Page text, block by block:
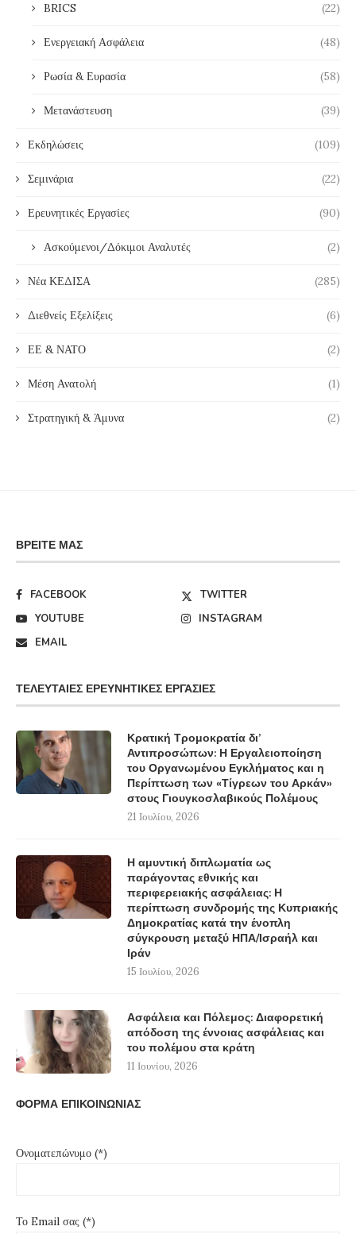
BRICS (22)
Ενεργειακή Ασφάλεια (48)
Ρωσία & Ευρασία (58)
Μετανάστευση (39)
Εκδηλώσεις (109)
Σεμινάρια (22)
Ερευνητικές Εργασίες (90)
Ασκούμενοι/Δόκιμοι Αναλυτές (2)
Νέα ΚΕΔΙΣΑ (285)
Διεθνείς Εξελίξεις (6)
ΕΕ & ΝΑΤΟ (2)
Μέση Ανατολή (1)
Στρατηγική & Άμυνα (2)
ΒΡΕΊΤΕ ΜΑΣ
FACEBOOK
TWITTER
YOUTUBE
INSTAGRAM
EMAIL
ΤΕΛΕΥΤΑΊΕΣ ΕΡΕΥΝΗΤΙΚΈΣ ΕΡΓΑΣΊΕΣ
Κρατική Τρομοκρατία δι’
Αντιπροσώπων: Η Εργαλειοποίηση
του Οργανωμένου Εγκλήματος και η
Περίπτωση των «Τίγρεων του Αρκάν»
στους Γιουγκοσλαβικούς Πολέμους
21 Ιουλίου, 2026
Η αμυντική διπλωματία ως
παράγοντας εθνικής και
περιφερειακής ασφάλειας: Η
περίπτωση συνδρομής της Κυπριακής
Δημοκρατίας κατά την ένοπλη
σύγκρουση μεταξύ ΗΠΑ/Ισραήλ και
Ιράν
15 Ιουλίου, 2026
Ασφάλεια και Πόλεμος: Διαφορετική
απόδοση της έννοιας ασφάλειας και
του πολέμου στα κράτη
11 Ιουνίου, 2026
ΦΟΡΜΑ ΕΠΙΚΟΙΝΩΝΙΑΣ
Ονοματεπώνυμο (*)
Το Email σας (*)